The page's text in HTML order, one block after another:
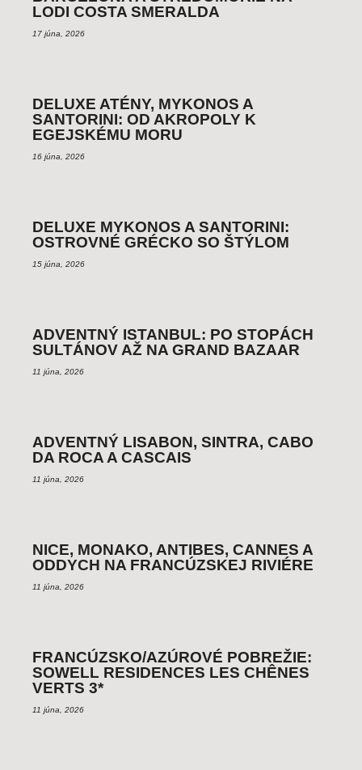
LODI COSTA SMERALDA
17 júna, 2026
DELUXE ATÉNY, MYKONOS A
SANTORINI: OD AKROPOLY K
EGEJSKÉMU MORU
16 júna, 2026
DELUXE MYKONOS A SANTORINI:
OSTROVNÉ GRÉCKO SO ŠTÝLOM
15 júna, 2026
ADVENTNÝ ISTANBUL: PO STOPÁCH
SULTÁNOV AŽ NA GRAND BAZAAR
11 júna, 2026
ADVENTNÝ LISABON, SINTRA, CABO
DA ROCA A CASCAIS
11 júna, 2026
NICE, MONAKO, ANTIBES, CANNES A
ODDYCH NA FRANCÚZSKEJ RIVIÉRE
11 júna, 2026
FRANCÚZSKO/AZÚROVÉ POBREŽIE:
SOWELL RESIDENCES LES CHÊNES
VERTS 3*
11 júna, 2026